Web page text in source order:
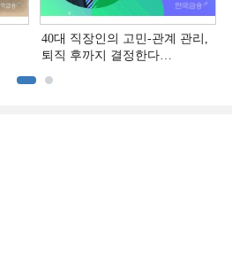
40대 직장인의 고민-관계 관리,
퇴직 후까지 결정한다